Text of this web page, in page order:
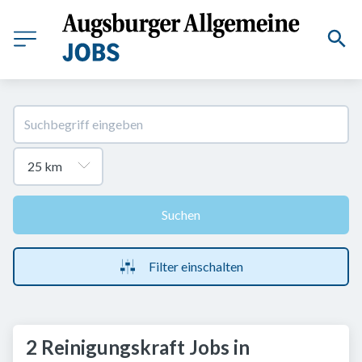
Suchen
Filter einschalten
2 Reinigungskraft Jobs in